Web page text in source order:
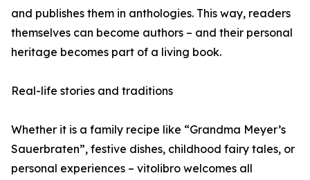
and publishes them in anthologies. This way, readers
themselves can become authors – and their personal
heritage becomes part of a living book.
Real-life stories and traditions
Whether it is a family recipe like “Grandma Meyer’s
Sauerbraten”, festive dishes, childhood fairy tales, or
personal experiences – vitolibro welcomes all